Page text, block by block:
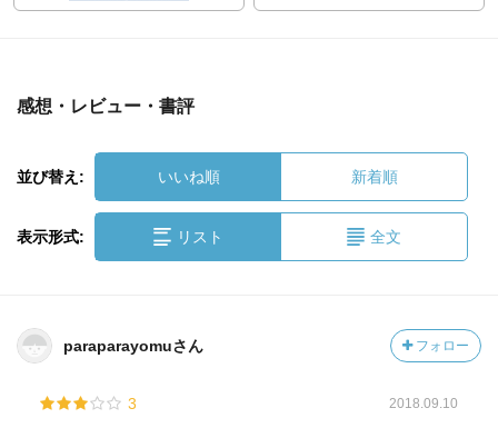
感想・レビュー・書評
並び替え: いいね順 新着順
表示形式: リスト 全文
paraparayomuさん フォロー
3 2018.09.10